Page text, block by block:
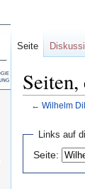
← Wilhelm
Navigation
springen
springen
Links auf
Seite:
Seite